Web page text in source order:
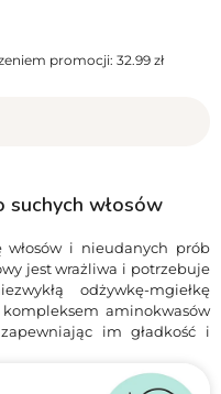
promocji: 32.99 zł
suchych włosów
włosów i nieudanych prób
jest wrażliwa i potrzebuje
odżywkę-mgiełkę
aminokwasów
im gładkość i